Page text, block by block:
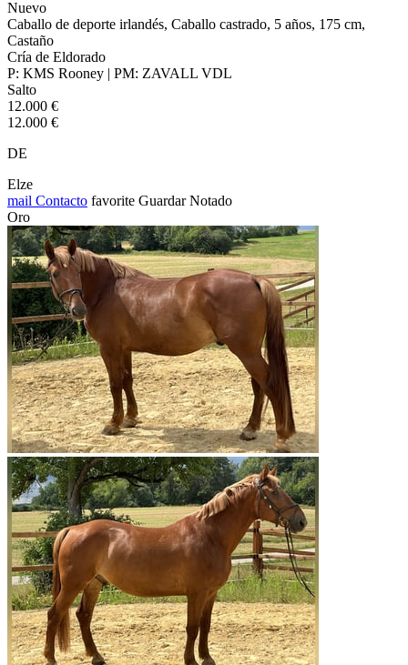
Nuevo
Caballo de deporte irlandés, Caballo castrado, 5 años, 175 cm,
Castaño
Cría de Eldorado
P: KMS Rooney | PM: ZAVALL VDL
Salto
12.000 €
12.000 €
DE
Elze
mail Contacto favorite Guardar Notado
Oro